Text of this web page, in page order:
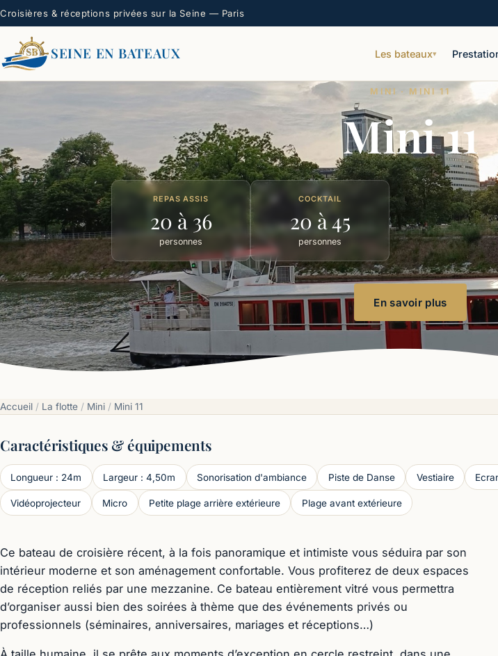
Croisières & réceptions privées sur la Seine — Paris
SEINE EN BATEAUX Les bateaux▾
MINI · MINI 11
Mini 11
REPAS ASSIS
20 à 36
personnes
COCKTAIL
20 à 45
personnes
En savoir plus
Accueil / La flotte / Mini / Mini 11
Caractéristiques & équipements
Longueur : 24m Largeur : 4,50m Sonorisation d'ambiance Piste de Danse Vestiaire
Vidéoprojecteur Micro Petite plage arrière extérieure Plage avant extérieure
Ce bateau de croisière récent, à la fois panoramique et intimiste vous séduira par son
intérieur moderne et son aménagement confortable. Vous profiterez de deux espaces
de réception reliés par une mezzanine. Ce bateau entièrement vitré vous permettra
d’organiser aussi bien des soirées à thème que des événements privés ou
professionnels (séminaires, anniversaires, mariages et réceptions…)